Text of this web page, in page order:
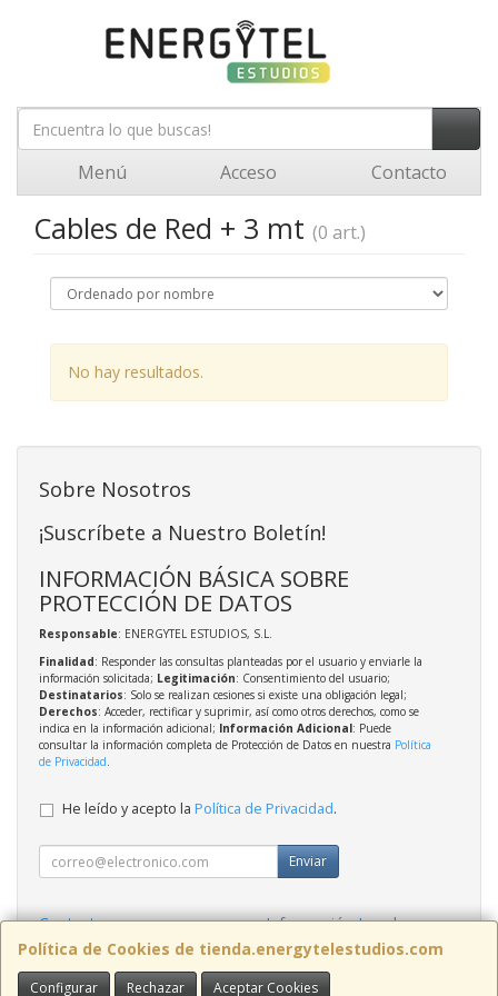
Menú Acceso Contacto
Cables de Red + 3 mt (0 art.)
No hay resultados.
Política de Cookies de tienda.energytelestudios.com
Configurar Rechazar Aceptar Cookies
Sobre Nosotros
¡Suscríbete a Nuestro Boletín!
INFORMACIÓN BÁSICA SOBRE
PROTECCIÓN DE DATOS
Responsable: ENERGYTEL ESTUDIOS, S.L.
Finalidad: Responder las consultas planteadas por el usuario y enviarle la
información solicitada; Legitimación: Consentimiento del usuario;
Destinatarios: Solo se realizan cesiones si existe una obligación legal;
Derechos: Acceder, rectificar y suprimir, así como otros derechos, como se
indica en la información adicional; Información Adicional: Puede
consultar la información completa de Protección de Datos en nuestra Política
de Privacidad.
He leído y acepto la Política de Privacidad.
Enviar
Contacto
Información Legal
Política Privacidad
Política de Cookies